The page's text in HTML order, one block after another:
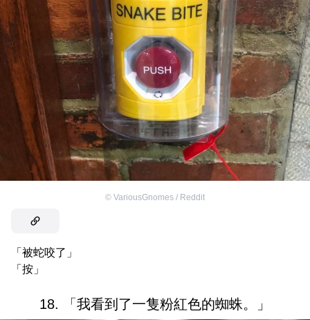
© VariousGnomes / Reddit
「被蛇咬了」
「按」
18. 「我看到了一隻粉紅色的蜘蛛。」